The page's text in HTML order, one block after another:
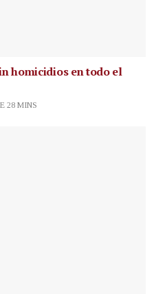
homicidios en todo el
28 MINS